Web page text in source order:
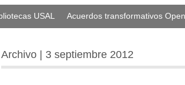
USAL Acuerdos transformativos
Archivo | 3 septiembre 2012